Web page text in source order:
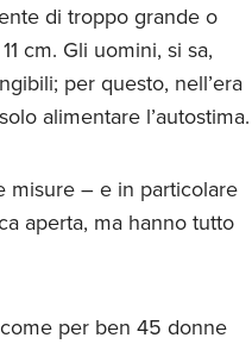
di troppo grande o
cm. Gli uomini, si sa,
per questo, nell’era
alimentare l’autostima.
misure – e in particolare
aperta, ma hanno tutto
per ben 45 donne